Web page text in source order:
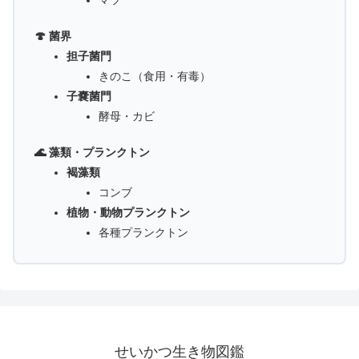
🍄 菌界
担子菌門
きのこ（食用・有毒）
子嚢菌門
酵母・カビ
🌊 藻類・プランクトン
褐藻類
コンブ
植物・動物プランクトン
各種プランクトン
せいかつ生き物図鑑